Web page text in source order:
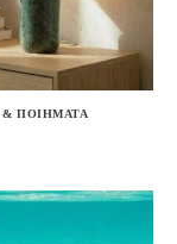
& ΠΟΙΗΜΑΤΑ